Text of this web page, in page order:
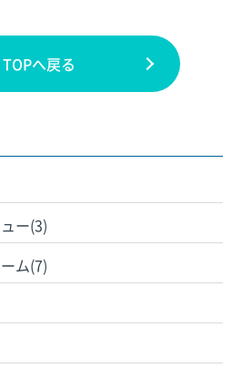
TOPへ戻る
ー(3)
ム(7)